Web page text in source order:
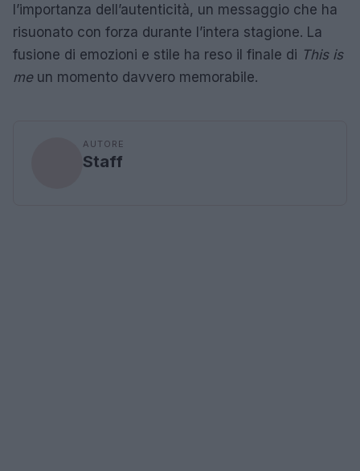
l’importanza dell’autenticità, un messaggio che ha
risuonato con forza durante l’intera stagione. La
fusione di emozioni e stile ha reso il finale di This is
meun momento davvero memorabile.
AUTORE
Staff